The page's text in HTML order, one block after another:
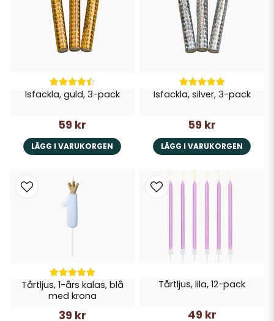
Isfackla, guld, 3-pack
59 kr
LÄGG I VARUKORGEN
Isfackla, silver, 3-pack
59 kr
LÄGG I VARUKORGEN
Tårtljus, 1-års kalas, blå
med krona
39 kr
Tårtljus, lila, 12-pack
49 kr